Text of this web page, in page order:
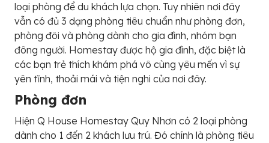
loại phòng để du khách lựa chọn. Tuy nhiên nơi đây
vẫn có đủ 3 dạng phòng tiêu chuẩn như phòng đơn,
phòng đôi và phòng dành cho gia đình, nhóm bạn
đông người. Homestay được hộ gia đình, đặc biệt là
các bạn trẻ thích khám phá vô cùng yêu mến vì sự
yên tĩnh, thoải mái và tiện nghi của nơi đây.
Phòng đơn
Hiện Q House Homestay Quy Nhơn có 2 loại phòng
dành cho 1 đến 2 khách lưu trú. Đó chính là phòng tiêu